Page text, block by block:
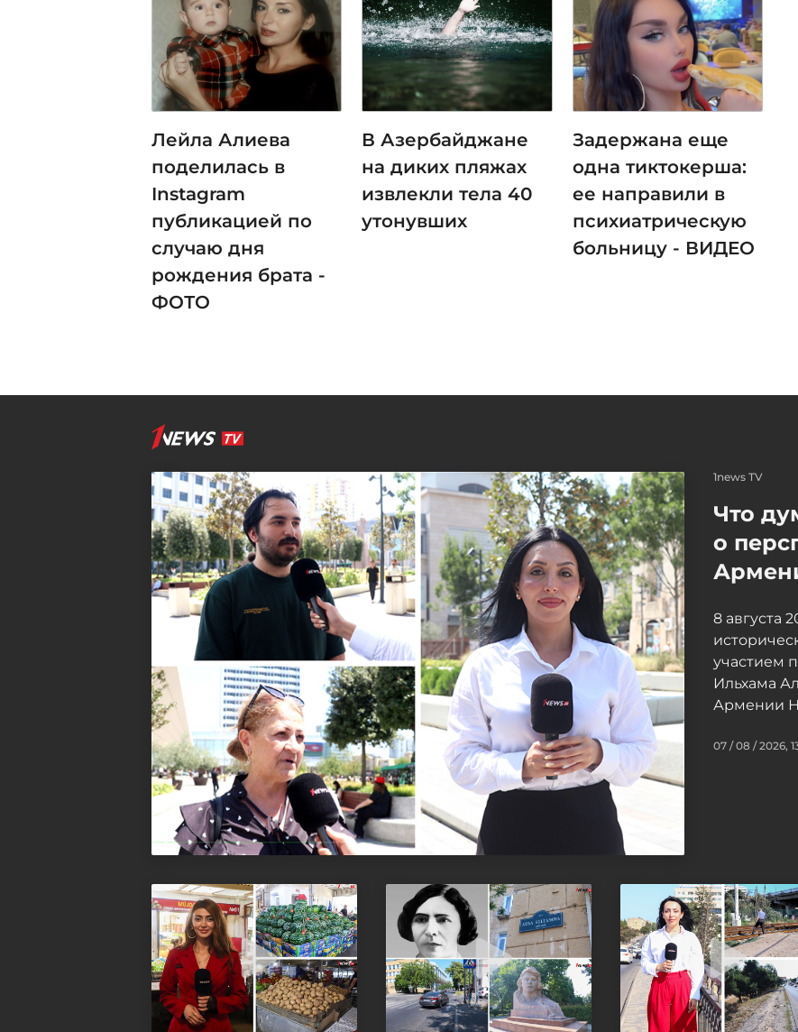
Лейла Алиева
поделилась в
Instagram
публикацией по
случаю дня
рождения брата -
ФОТО
В Азербайджане
на диких пляжах
извлекли тела 40
утонувших
Задержана еще
одна тиктокерша:
ее направили в
психиатрическую
больницу - ВИДЕО
1news TV
Что
о
8 августа
участием
Ильхама
Армении
07 / 08 / 2026,